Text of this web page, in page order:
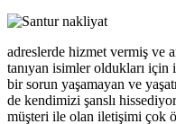
adreslerde hizmet vermiş ve
tanıyan isimler oldukları için
bir sorun yaşamayan ve
de kendimizi şanslı
müşteri ile olan iletişimi çok